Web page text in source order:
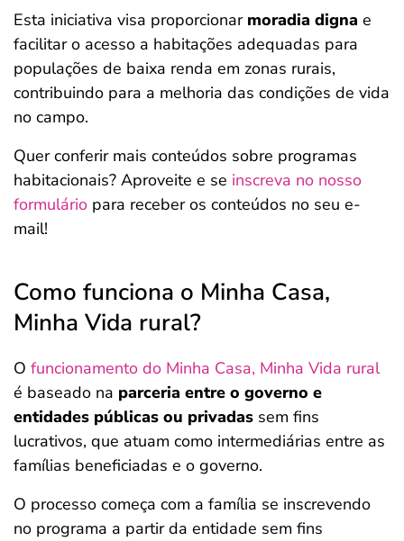
Esta iniciativa visa proporcionar moradia digna e
facilitar o acesso a habitações adequadas para
populações de baixa renda em zonas rurais,
contribuindo para a melhoria das condições de vida
no campo.
Quer conferir mais conteúdos sobre programas
habitacionais? Aproveite e se inscreva no nosso
formulário para receber os conteúdos no seu e-
mail!
Como funciona o Minha Casa,
Minha Vida rural?
O funcionamento do Minha Casa, Minha Vida rural
é baseado na parceria entre o governo e
entidades públicas ou privadas sem fins
lucrativos, que atuam como intermediárias entre as
famílias beneficiadas e o governo.
O processo começa com a família se inscrevendo
no programa a partir da entidade sem fins